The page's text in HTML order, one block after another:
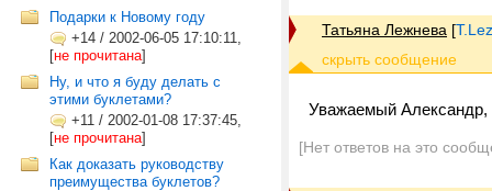
Подарки к Новому году
+14 / 2002-06-05 17:10:11,
[не прочитана]
Ну, и что я буду делать с
этими буклетами?
+11 / 2002-01-08 17:37:45,
[не прочитана]
Как доказать руководству
преимущества буклетов?
Татьяна Лежнева [
Уважаемый Александр,
[Нет ответов на это